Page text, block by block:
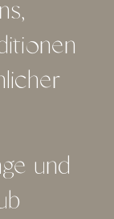
und